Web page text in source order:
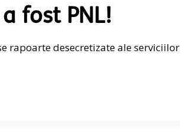
fost PNL!
rapoarte desecretizate ale serviciilor